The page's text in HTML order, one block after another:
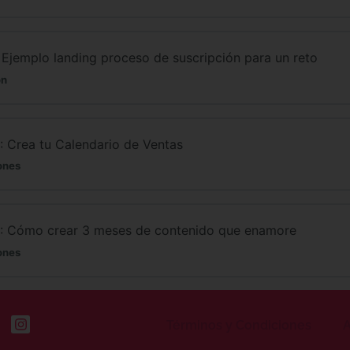
landing proceso de suscripción para un reto
Crea tu Calendario de Ventas
Cómo crear 3 meses de contenido que enamore